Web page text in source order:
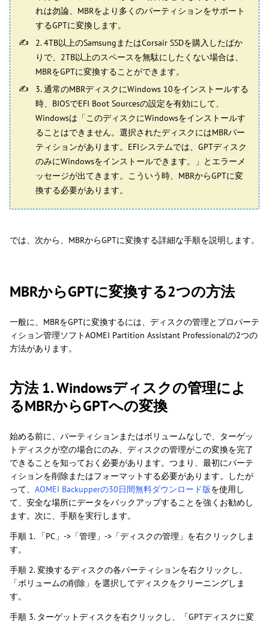
れは勿論、MBRをより多くのパーティションをサポート
するGPTに変換します。
2. 4TB以上のSamsungまたはCorsair SSDを購入したばか
りで、2TB以上のスペースを無駄にしたくない場合は、
MBRをGPTに変換することができます。
3. 通常のMBRディスクにWindows 10をインストールする
時、BIOSでEFI Boot Sourcesの設定を有効にして、
Windowsは「このディスクにWindowsをインストールす
ることはできません。選択されたディスクにはMBRパー
ティションがあります。EFIシステムでは、GPTディスク
のみにWindowsをインストールできます。」とエラーメ
ッセージが出てきます。こういう時、MBRからGPTに変
換する必要があります。
では、次から、MBRからGPTに変換する詳細な手順を説明します。
MBRからGPTに変換する2つの方法
一般に、MBRをGPTに変換するには、ディスクの管理とプロパーテ
ィション管理ソフトAOMEI Partition Assistant Professionalの2つの
方法があります。
方法 1. Windowsディスクの管理によ
るMBRからGPTへの変換
始める前に、パーティションまたはボリュームなしで、ターゲッ
トディスクが空の場合にのみ、ディスクの管理がこの変換を完了
できることを知っておく必要があります。つまり、最初にパーテ
ィションを削除またはフォーマットする必要があります。したが
って、 AOMEI Backupperの30日間無料ダウンロード版を使用し
て、安全な場所にデータをバックアップすることを強くお勧めし
ます。次に、手順を実行します。
手順 1. 「PC」->「管理」->「ディスクの管理」を右クリックしま
す。
手順 2. 変換するディスクの各パーティションを右クリックし、
「ボリュームの削除」を選択してディスクをクリーニングしま
す。
手順 3. ターゲットディスクを右クリックし、「GPTディスクに変